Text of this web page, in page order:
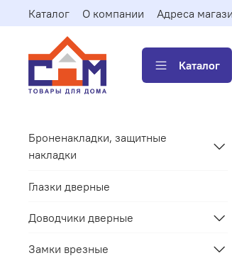
Каталог О компании Адреса
Каталог
Броненакладки, защитные
накладки
Глазки дверные
Доводчики дверные
Замки врезные